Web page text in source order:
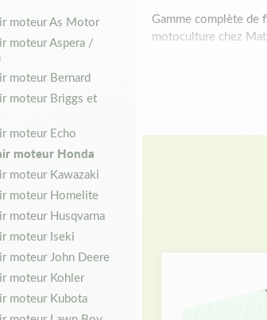
moteur As Motor
moteur Aspera /
moteur Bernard
moteur Briggs et
moteur Echo
moteur Honda
moteur Kawazaki
moteur Homelite
moteur Husqvarna
moteur Iseki
moteur John Deere
moteur Kohler
moteur Kubota
Gamme complète de
motoculture chez